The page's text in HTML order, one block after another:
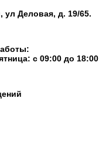
ул Деловая, д. 19/65.
с 09:00 до 18:00